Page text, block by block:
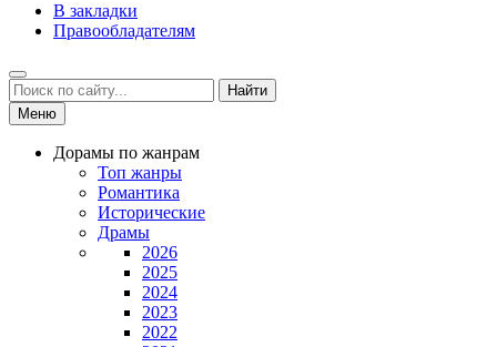
В закладки
Правообладателям
Найти
Меню
Дорамы по жанрам
Топ жанры
Романтика
Исторические
Драмы
2026
2025
2024
2023
2022